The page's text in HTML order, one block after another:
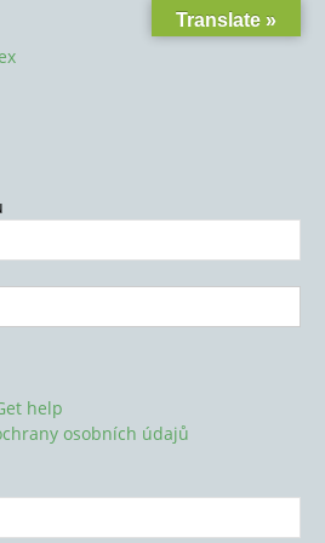
help
osobních údajů
Translate »